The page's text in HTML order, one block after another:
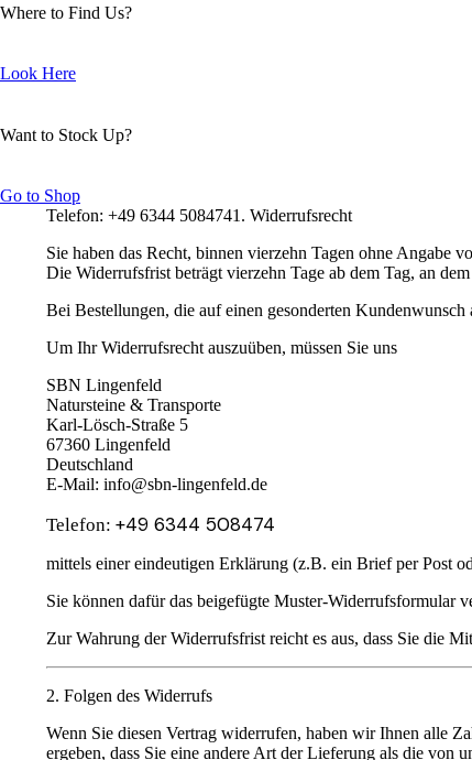
Where to Find Us?
Look Here
Want to Stock Up?
Go to Shop
Telefon: +49 6344 5084741. Widerrufsrecht
Sie haben das Recht, binnen vierzehn Tagen ohne Angabe
Die Widerrufsfrist beträgt vierzehn Tage ab dem Tag, an dem
Bei Bestellungen, die auf einen gesonderten Kundenwunsch
Um Ihr Widerrufsrecht auszuüben, müssen Sie uns
SBN Lingenfeld
Natursteine & Transporte
Karl-Lösch-Straße 5
67360 Lingenfeld
Deutschland
E-Mail: info@sbn-lingenfeld.de
Telefon: +49 6344 508474
mittels einer eindeutigen Erklärung (z.B. ein Brief per Post
Sie können dafür das beigefügte Muster-Widerrufsformular
Zur Wahrung der Widerrufsfrist reicht es aus, dass Sie die
2. Folgen des Widerrufs
Wenn Sie diesen Vertrag widerrufen, haben wir Ihnen alle
ergeben, dass Sie eine andere Art der Lieferung als die von